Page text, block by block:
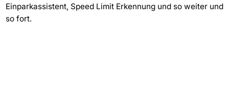
Einparkassistent, Speed Limit Erkennung und so weiter und
so fort.